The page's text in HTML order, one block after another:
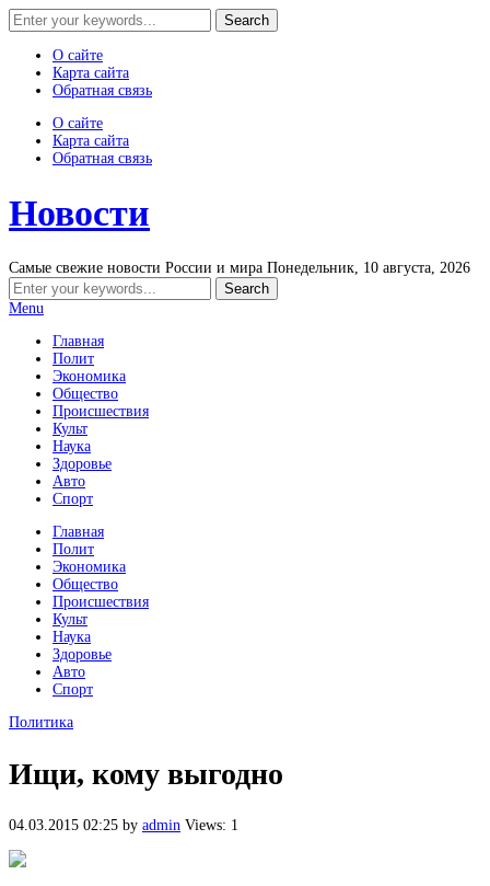
О сайте
Карта сайта
Обратная связь
О сайте
Карта сайта
Обратная связь
Новости
Самые свежие новости России и мира Понедельник, 10 августа, 2026
Menu
Главная
Полит
Экономика
Общество
Происшествия
Культ
Наука
Здоровье
Авто
Спорт
Главная
Полит
Экономика
Общество
Происшествия
Культ
Наука
Здоровье
Авто
Спорт
Политика
Ищи, кому выгодно
04.03.2015 02:25 by admin Views: 1